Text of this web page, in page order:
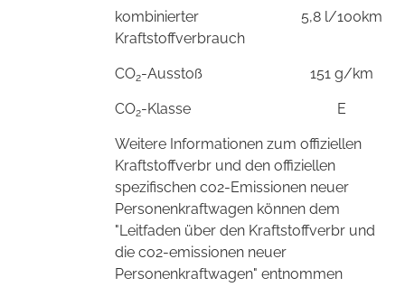
kombinierter
Kraftstoffverbrauch
5,8 l/100km
CO2-Ausstoß 151 g/km
CO2-Klasse E
Weitere Informationen zum offiziellen
Kraftstoffverbr und den offiziellen
spezifischen co2-Emissionen neuer
Personenkraftwagen können dem
"Leitfaden über den Kraftstoffverbr und
die co2-emissionen neuer
Personenkraftwagen" entnommen